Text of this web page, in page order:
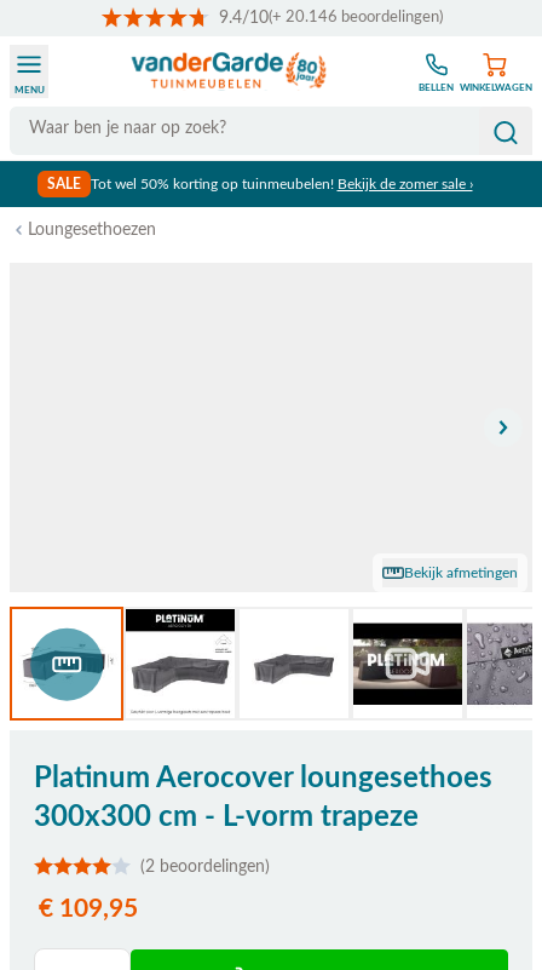
9.4/10(+ 20.146 beoordelingen)
Search
MENU BELLEN WINKELWAGEN
SALE Tot wel 50% korting op tuinmeubelen! Bekijk de zomer sale ›
Loungesethoezen
Bekijk afmetingen
Platinum Aerocover loungesethoes
300x300 cm - L-vorm trapeze
(2 beoordelingen)
€ 109,95